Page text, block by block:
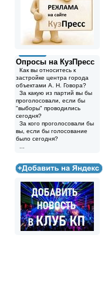
Опросы на КузПресс
Как вы относитесь к
застройке центра города
объектами А. Н. Говора?
За какую из партий вы бы
проголосовали, если бы
"выборы" проводились
сегодня?
За кого проголосовали бы
вы, если бы голосование
было сегодня?